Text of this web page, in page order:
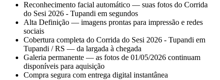
Reconhecimento facial automático — suas fotos do Corrida
do Sesi 2026 - Tupandi em segundos
Alta Definição — imagens prontas para impressão e redes
sociais
Cobertura completa do Corrida do Sesi 2026 - Tupandi em
Tupandi / RS — da largada à chegada
Galeria permanente — as fotos de 01/05/2026 continuam
disponíveis para aquisição
Compra segura com entrega digital instantânea